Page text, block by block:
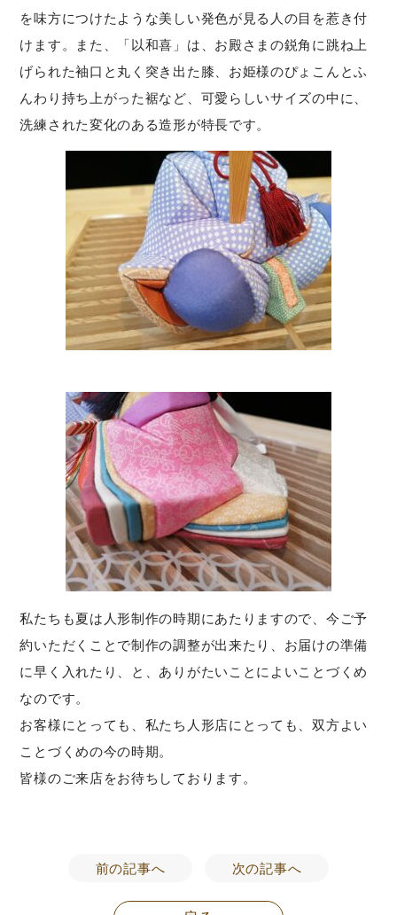
を味方につけたような美しい発色が見る人の目を惹き付
けます。また、「以和喜」は、お殿さまの鋭角に跳ね上
げられた袖口と丸く突き出た膝、お姫様のぴょこんとふ
んわり持ち上がった裾など、可愛らしいサイズの中に、
洗練された変化のある造形が特長です。
私たちも夏は人形制作の時期にあたりますので、今ご予
約いただくことで制作の調整が出来たり、お届けの準備
に早く入れたり、と、ありがたいことによいことづくめ
なのです。
お客様にとっても、私たち人形店にとっても、双方よい
ことづくめの今の時期。
皆様のご来店をお待ちしております。
前の記事へ 次の記事へ